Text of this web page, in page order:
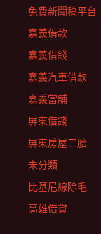
免費新聞稿平台
嘉義借款
嘉義借錢
嘉義汽車借款
嘉義當舖
屏東借錢
屏東房屋二胎
未分類
比基尼線除毛
高雄借貸